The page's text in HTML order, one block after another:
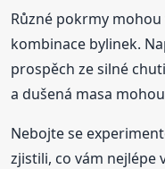
Různé pokrmy
kombinace bylinek.
prospěch ze silné
a dušená masa
Nebojte se
zjistili, co vám nejlépe